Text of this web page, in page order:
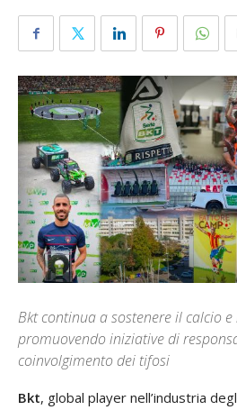
Bkt continua a sostenere il calcio
promuovendo iniziative di
coinvolgimento dei tifosi
Bkt, global player nell’industria